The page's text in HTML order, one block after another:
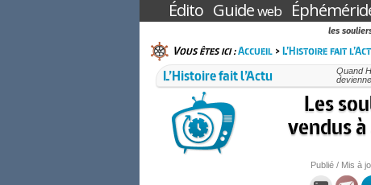
Édito Guideweb
les
Vous êtes ici :Accueil>L’Histoire fait
L’Histoire fait l’Actu
Quand
Les
vendus
Publié / Mis à